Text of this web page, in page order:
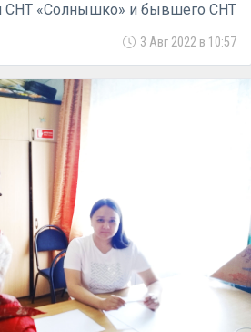
СНТ «Солнышко» и бывшего СНТ
руководителя
«Чистые сердца» Шамиля
3 Авг 2022 в 10:57